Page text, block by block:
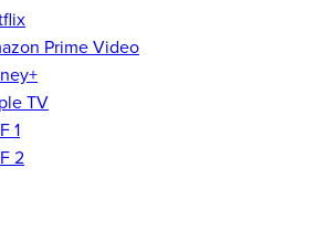
Prime Video
TV
1
2